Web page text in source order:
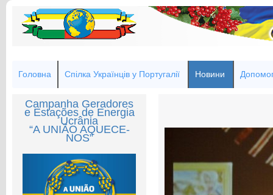
Головна Спілка Українців у Португалії Новини
Campanha Geradores
e Estações de Energia
Ucrânia
“A UNIÃO AQUECE-
NOS”